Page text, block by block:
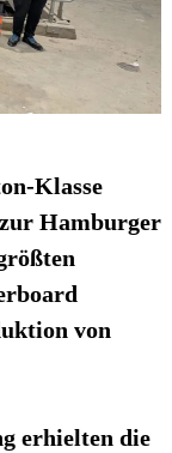
Klasse
Hamburger
von
erhielten die